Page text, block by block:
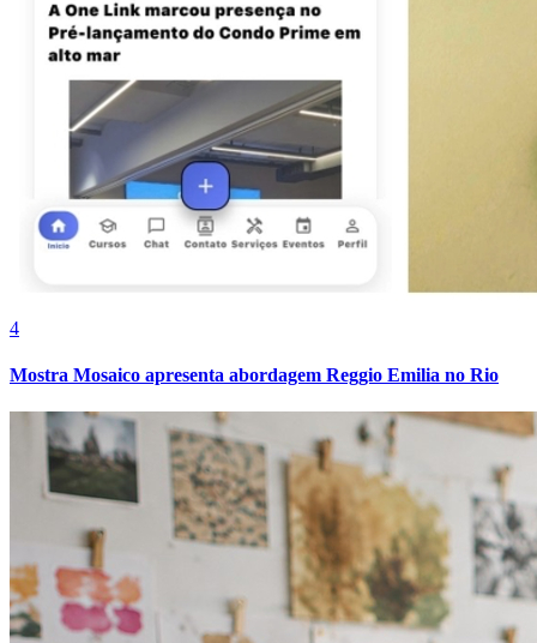
Bahia
4
Mostra Mosaico apresenta abordagem Reggio Emilia no Rio